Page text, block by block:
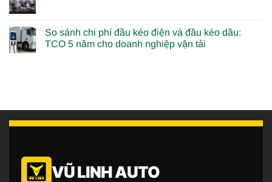
So sánh chi phí đầu kéo điện và đầu kéo dầu:
TCO 5 năm cho doanh nghiệp vận tải
VŨ LINH AUTO